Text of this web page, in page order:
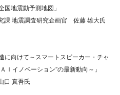
地震動予測地図」
課 地震調査研究企画官 佐藤 雄大氏
に向けて～スマートスピーカー・チャ
Ｉイノベーション”の最新動向～」
口 真吾氏